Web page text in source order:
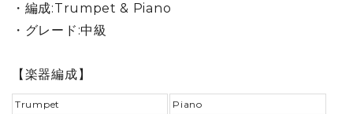
・編成:Trumpet & Piano
・グレード:中級
【楽器編成】
Trumpet Piano